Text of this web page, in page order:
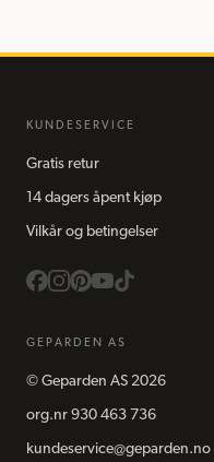
KUNDESERVICE
Gratis retur
14 dagers åpent kjøp
Vilkår og betingelser
GEPARDEN AS
© Geparden AS 2026
org.nr 930 463 736
kundeservice@geparden.no